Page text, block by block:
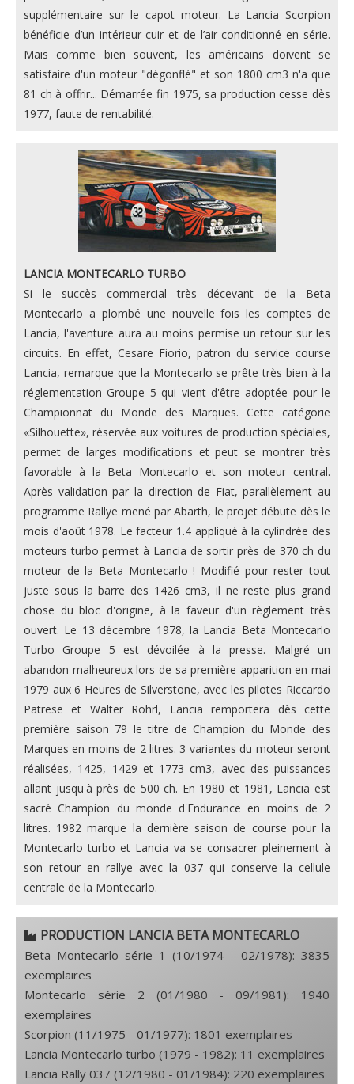
supplémentaire sur le capot moteur. La Lancia Scorpion
bénéficie d’un intérieur cuir et de l’air conditionné en série.
Mais comme bien souvent, les américains doivent se
satisfaire d'un moteur "dégonflé" et son 1800 cm3 n'a que
81 ch à offrir... Démarrée fin 1975, sa production cesse dès
1977, faute de rentabilité.
LANCIA MONTECARLO TURBO
Si le succès commercial très décevant de la Beta
Montecarlo a plombé une nouvelle fois les comptes de
Lancia, l'aventure aura au moins permise un retour sur les
circuits. En effet, Cesare Fiorio, patron du service course
Lancia, remarque que la Montecarlo se prête très bien à la
réglementation Groupe 5 qui vient d'être adoptée pour le
Championnat du Monde des Marques. Cette catégorie
«Silhouette», réservée aux voitures de production spéciales,
permet de larges modifications et peut se montrer très
favorable à la Beta Montecarlo et son moteur central.
Après validation par la direction de Fiat, parallèlement au
programme Rallye mené par Abarth, le projet débute dès le
mois d'août 1978. Le facteur 1.4 appliqué à la cylindrée des
moteurs turbo permet à Lancia de sortir près de 370 ch du
moteur de la Beta Montecarlo ! Modifié pour rester tout
juste sous la barre des 1426 cm3, il ne reste plus grand
chose du bloc d'origine, à la faveur d'un règlement très
ouvert. Le 13 décembre 1978, la Lancia Beta Montecarlo
Turbo Groupe 5 est dévoilée à la presse. Malgré un
abandon malheureux lors de sa première apparition en mai
1979 aux 6 Heures de Silverstone, avec les pilotes Riccardo
Patrese et Walter Rohrl, Lancia remportera dès cette
première saison 79 le titre de Champion du Monde des
Marques en moins de 2 litres. 3 variantes du moteur seront
réalisées, 1425, 1429 et 1773 cm3, avec des puissances
allant jusqu'à près de 500 ch. En 1980 et 1981, Lancia est
sacré Champion du monde d'Endurance en moins de 2
litres. 1982 marque la dernière saison de course pour la
Montecarlo turbo et Lancia va se consacrer pleinement à
son retour en rallye avec la 037 qui conserve la cellule
centrale de la Montecarlo.
PRODUCTION LANCIA BETA MONTECARLO
Beta Montecarlo série 1 (10/1974 - 02/1978): 3835
exemplaires
Montecarlo série 2 (01/1980 - 09/1981): 1940
exemplaires
Scorpion (11/1975 - 01/1977): 1801 exemplaires
Lancia Montecarlo turbo (1979 - 1982): 11 exemplaires
Lancia Rally 037 (12/1980 - 01/1984): 220 exemplaires